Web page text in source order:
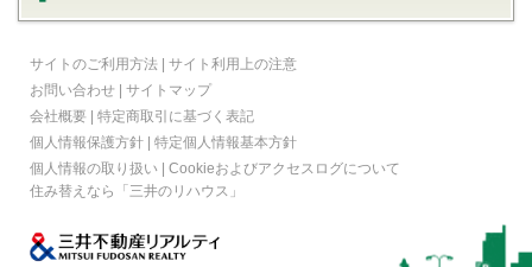
サイトのご利用方法 | サイト利用上の注意
お問い合わせ | サイトマップ
会社概要 | 特定商取引に基づく表記
個人情報保護方針 | 特定個人情報基本方針
個人情報の取り扱い | Cookieおよびアクセスログについて
住み替えなら
「三井のリハウス」